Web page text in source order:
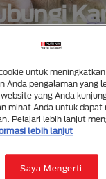
untuk
Anda pengalaman yang
yang Anda
minat Anda untuk dapat
Pelajari lebih lanjut
lebih lanjut
Saya Mengerti